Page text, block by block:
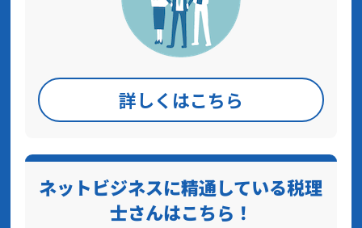
詳しくはこちら
ネットビジネスに精通している税理
士さんはこちら！